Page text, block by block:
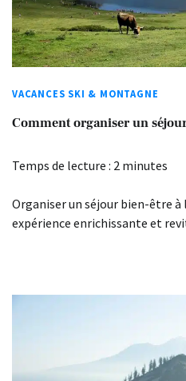
VACANCES SKI & MONTAGNE
Comment organiser un
Temps de lecture : 2 minutes
Organiser un séjour bien-être
expérience enrichissante et